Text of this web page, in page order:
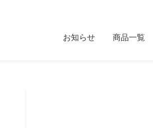
お知らせ 商品一覧